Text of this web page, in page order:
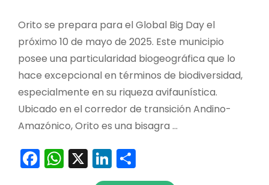
Orito se prepara para el Global Big Day el
próximo 10 de mayo de 2025. Este municipio
posee una particularidad biogeográfica que lo
hace excepcional en términos de biodiversidad,
especialmente en su riqueza avifaunística.
Ubicado en el corredor de transición Andino-
Amazónico, Orito es una bisagra …
Facebook
WhatsApp
X LinkedIn